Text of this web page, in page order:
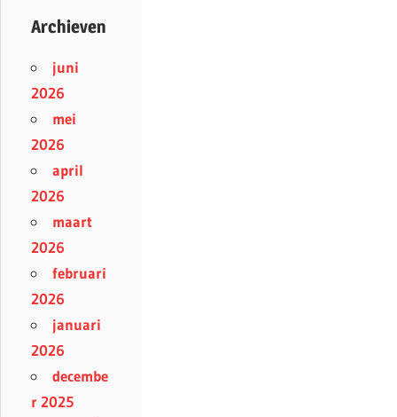
Archieven
juni
2026
mei
2026
april
2026
maart
2026
februari
2026
januari
2026
decembe
r 2025